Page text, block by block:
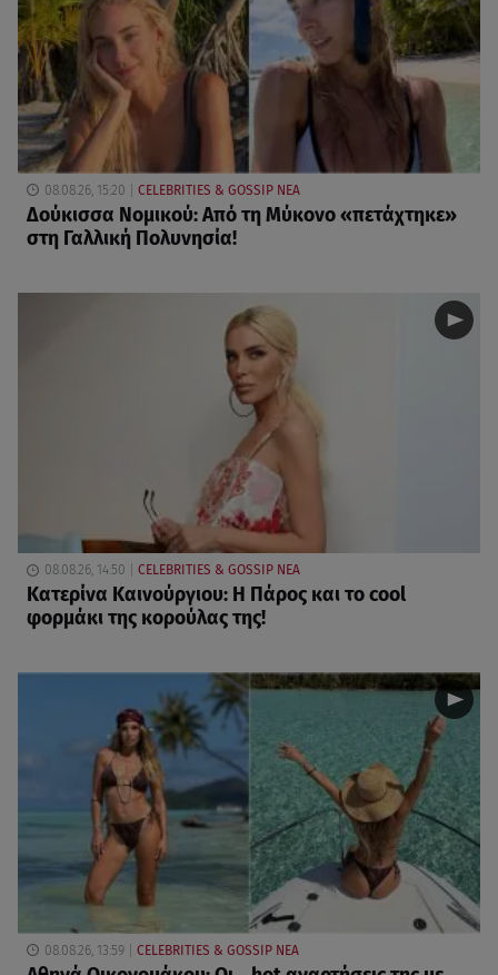
08.08.26, 15:20 CELEBRITIES & GOSSIP ΝΕΑ
Δούκισσα Νομικού: Από τη Μύκονο «πετάχτηκε»
στη Γαλλική Πολυνησία!
08.08.26, 14:50 CELEBRITIES & GOSSIP ΝΕΑ
Κατερίνα Καινούργιου: Η Πάρος και το cool
φορμάκι της κορούλας της!
08.08.26, 13:59 CELEBRITIES & GOSSIP ΝΕΑ